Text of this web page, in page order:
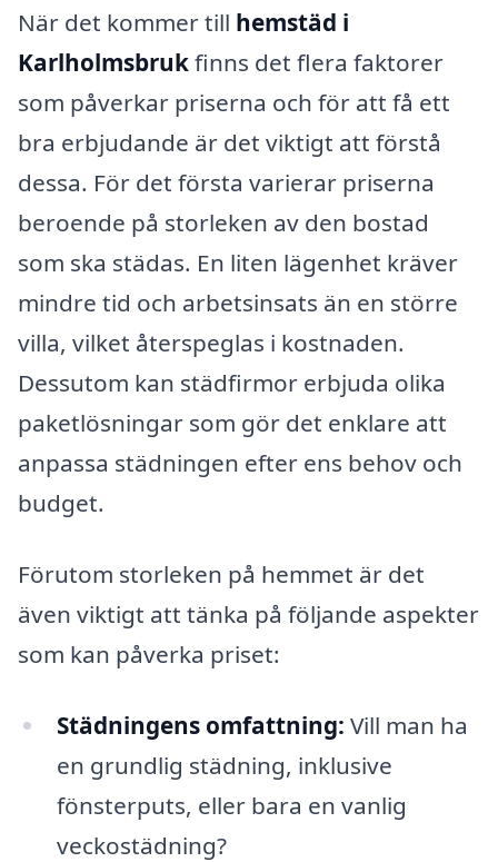
När det kommer till hemstäd i
Karlholmsbrukfinns det flera faktorer
som påverkar priserna och för att få ett
bra erbjudande är det viktigt att förstå
dessa. För det första varierar priserna
beroende på storleken av den bostad
som ska städas. En liten lägenhet kräver
mindre tid och arbetsinsats än en större
villa, vilket återspeglas i kostnaden.
Dessutom kan städfirmor erbjuda olika
paketlösningar som gör det enklare att
anpassa städningen efter ens behov och
budget.
Förutom storleken på hemmet är det
även viktigt att tänka på följande aspekter
som kan påverka priset:
Städningens omfattning: Vill man ha
en grundlig städning, inklusive
fönsterputs, eller bara en vanlig
veckostädning?